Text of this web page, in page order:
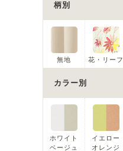
柄別
無地 花・リーフ
カラー別
ホワイト
ベージュ
イエロー
オレンジ